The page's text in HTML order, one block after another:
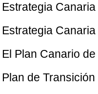
Plan Canario
de